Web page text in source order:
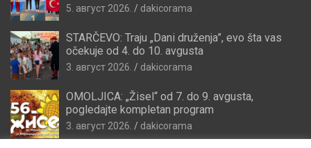
5. август 2026. dakicorama
STARČEVO: Traju „Dani druženja”, evo šta vas
očekuje od 4. do 10. avgusta
3. август 2026. dakicorama
OMOLJICA: „Žisel“ od 7. do 9. avgusta,
pogledajte kompletan program
3. август 2026. dakicorama